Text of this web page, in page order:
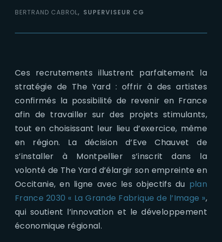
BERTRAND CABROL SUPERVISEUR CG
Ces recrutements illustrent parfaitement la
stratégie de The Yard : offrir à des artistes
confirmés la possibilité de revenir en France
afin de travailler sur des projets stimulants,
tout en choisissant leur lieu d’exercice, même
en région. La décision d’Eve Chauvet de
s’installer à Montpellier s’inscrit dans la
volonté de The Yard d’élargir son empreinte en
Occitanie, en ligne avec les objectifs du plan
France 2030 « La Grande Fabrique de l’Image »,
qui soutient l’innovation et le développement
économique régional.